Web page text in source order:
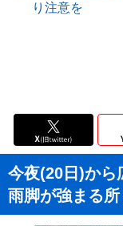
り注意を
今夜(20日)か
雨脚が強まる所